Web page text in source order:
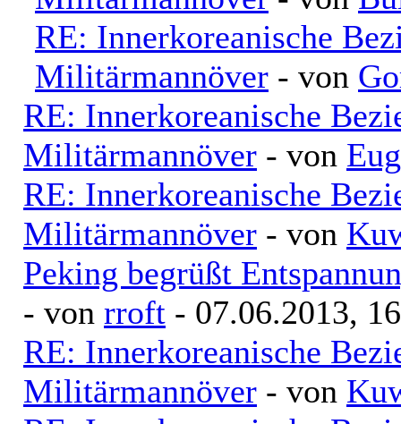
RE: Innerkoreanische
Militärmannöver - von
RE: Innerkoreanische
Militärmannöver - von
RE: Innerkoreanische
Militärmannöver - von
Peking begrüßt
- von rroft - 07.06.2013,
RE: Innerkoreanische
Militärmannöver - von